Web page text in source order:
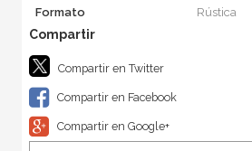
Formato
Rústica
Compartir en Twitter
Compartir en Facebook
Compartir en Google+